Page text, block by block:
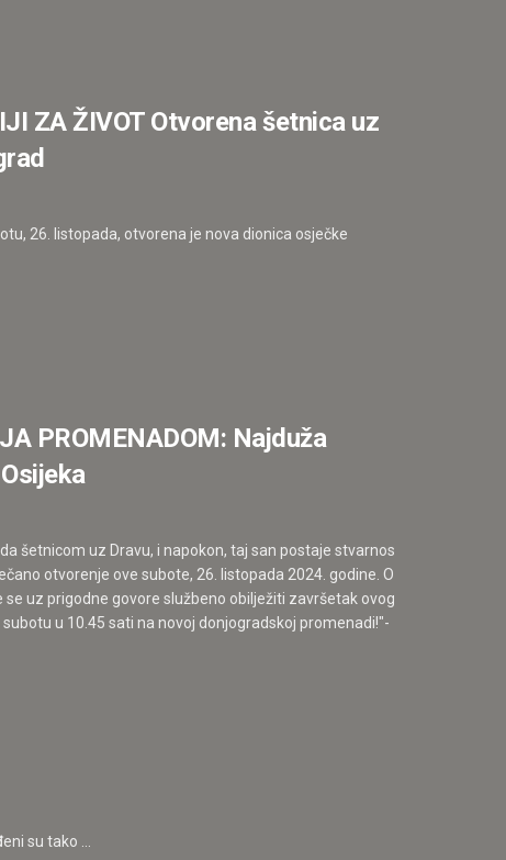
ZA ŽIVOT Otvorena šetnica uz
26. listopada, otvorena je nova dionica osječke
PROMENADOM: Najduža
šetnicom uz Dravu, i napokon, taj san postaje stvarnost.
otvorenje ove subote, 26. listopada 2024. godine. Okupljanje
uz prigodne govore službeno obilježiti završetak ovog iznimno
u 10.45 sati na novoj donjogradskoj promenadi!"-
su tako ...